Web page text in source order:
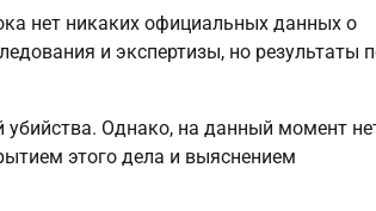
нет никаких официальных данных о
и экспертизы, но результаты
Однако, на данный момент
этого дела и выяснением